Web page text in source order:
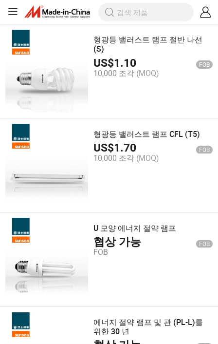
형광등 밸러스트 램프 절반 나선
(S)
US$1.10 FOB
10,000 조각 (MOQ)
형광등 밸러스트 램프 CFL (T5)
US$1.70 FOB
10,000 조각 (MOQ)
U 모양 에너지 절약 램프
협상 가능 FOB
FOB
에너지 절약 램프 및 관 (PL-L)를
위한 30 년